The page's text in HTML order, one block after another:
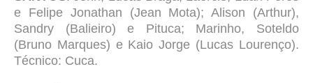
e Felipe Jonathan (Jean Mota); Alison (Arthur),
Sandry (Balieiro) e Pituca; Marinho, Soteldo
(Bruno Marques) e Kaio Jorge (Lucas Lourenço).
Técnico: Cuca.